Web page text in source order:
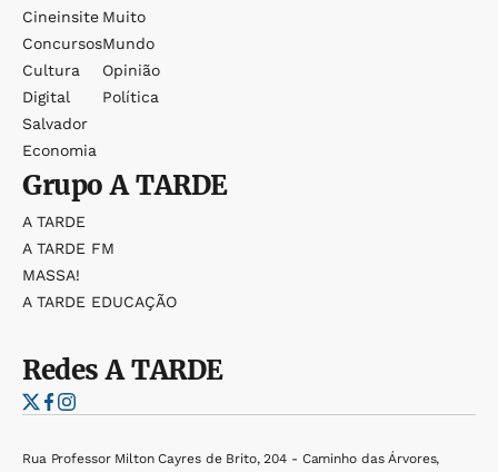
Cineinsite
Concursos
Cultura
Digital
Salvador
Economia
Muito
Mundo
Opinião
Política
GrupoA TARDE
A TARDE
A TARDE FM
MASSA!
A TARDE EDUCAÇÃO
RedesA TARDE
Rua Professor Milton Cayres de Brito, 204 - Caminho das Árvores,